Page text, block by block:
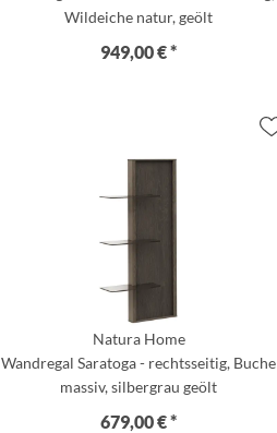
Wildeiche natur, geölt
949,00 € *
Natura Home
Wandregal Saratoga - rechtsseitig, Buche
massiv, silbergrau geölt
679,00 € *